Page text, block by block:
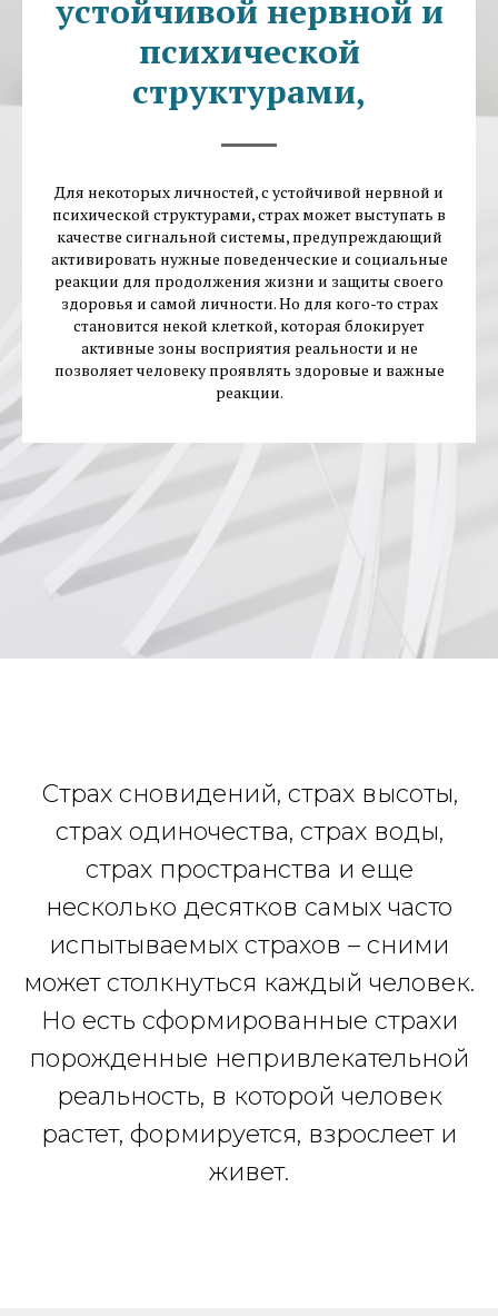
устойчивой нервной и
психической
структурами,
Для некоторых личностей, с устойчивой нервной и
психической структурами, страх может выступать в
качестве сигнальной системы, предупреждающий
активировать нужные поведенческие и социальные
реакции для продолжения жизни и защиты своего
здоровья и самой личности. Но для кого-то страх
становится некой клеткой, которая блокирует
активные зоны восприятия реальности и не
позволяет человеку проявлять здоровые и важные
реакции.
Страх сновидений, страх высоты,
страх одиночества, страх воды,
страх пространства и еще
несколько десятков самых часто
испытываемых страхов – сними
может столкнуться каждый человек.
Но есть сформированные страхи
порожденные непривлекательной
реальность, в которой человек
растет, формируется, взрослеет и
живет.